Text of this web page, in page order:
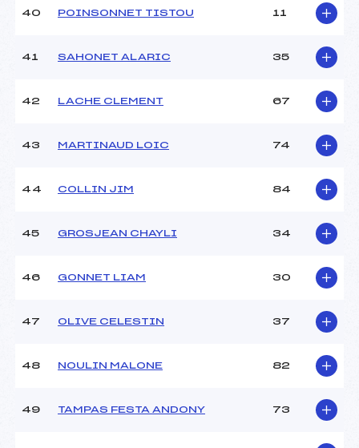
40 POINSONNET TISTOU 11
41 SAHONET ALARIC 35
42 LACHE CLEMENT 67
43 MARTINAUD LOIC 74
44 COLLIN JIM 84
45 GROSJEAN CHAYLI 34
46 GONNET LIAM 30
47 OLIVE CELESTIN 37
48 NOULIN MALONE 82
49 TAMPAS FESTA ANDONY 73